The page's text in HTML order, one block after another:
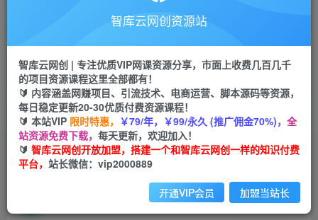
会员专属推广链接
网赚网创 项目
365天稳定跟新
APP下载
GO
首页 创业课程 会员免费 正文
支付宝无人直播4.0.全新玩法，轻松实现单日利润
5000+，可矩阵操作
关注 私信
智库云网创资源站
智库云网创 | 专注优质VIP网课资源分享，市面上收费几百几千
的项目资源课程这里全部都有！
🔰 内容涵盖网赚项目、引流技术、电商运营、脚本源码等资源，
每日稳定更新20-30优质付费资源课程！
🔰 本站VIP 限时特惠， ￥79/年，￥99/永久 (推广佣金70%)， 全
站资源免费下载， 每天更新，欢迎加入！
🔰 智库云网创开放加盟，搭建一个和智库云网创一样的知识付费
平台， 站长微信：vip2000889
开通VIP会员 加盟当站长